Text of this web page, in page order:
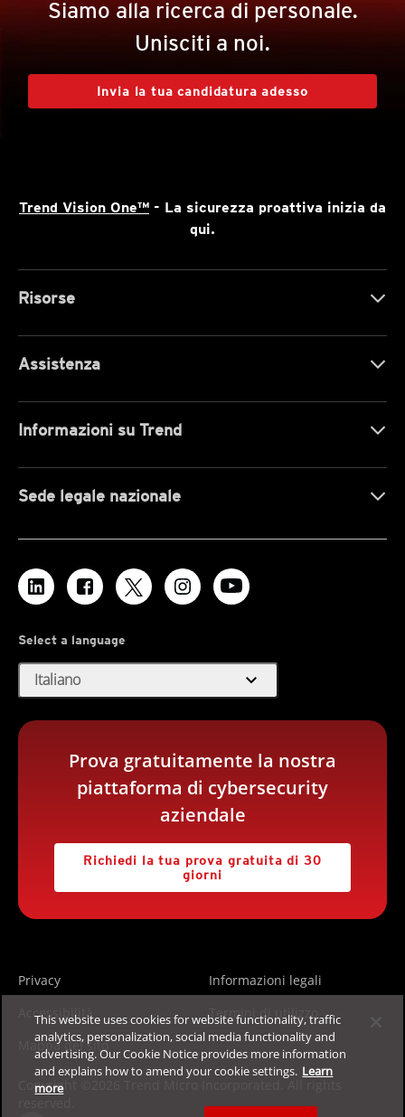
Siamo alla ricerca di personale.
Unisciti a noi.
Invia la tua candidatura adesso
Trend Vision One™ - La sicurezza proattiva inizia da
qui.
Risorse
Assistenza
Informazioni su Trend
Sede legale nazionale
Select a language
Italiano expand_more
Prova gratuitamente la nostra
piattaforma di cybersecurity
aziendale
Richiedi la tua prova gratuita di 30
giorni
Privacy
Informazioni legali
Accessibilità
Termini di utilizzo
Mappa del sito
Copyright ©2026 Trend Micro Incorporated. All rights
This website uses cookies for website functionality, traffic
analytics, personalization, social media functionality and
advertising. Our Cookie Notice provides more information
and explains how to amend your cookie settings. Learn
more